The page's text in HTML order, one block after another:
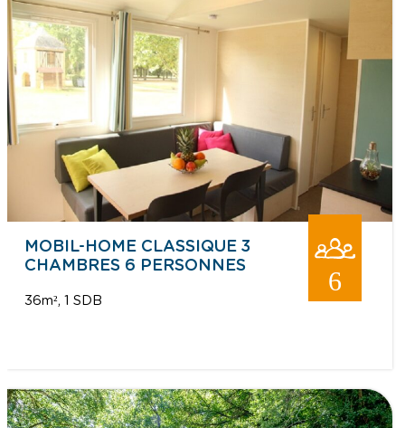
MOBIL-HOME CLASSIQUE 3
CHAMBRES 6 PERSONNES
36m² 1 SDB
6